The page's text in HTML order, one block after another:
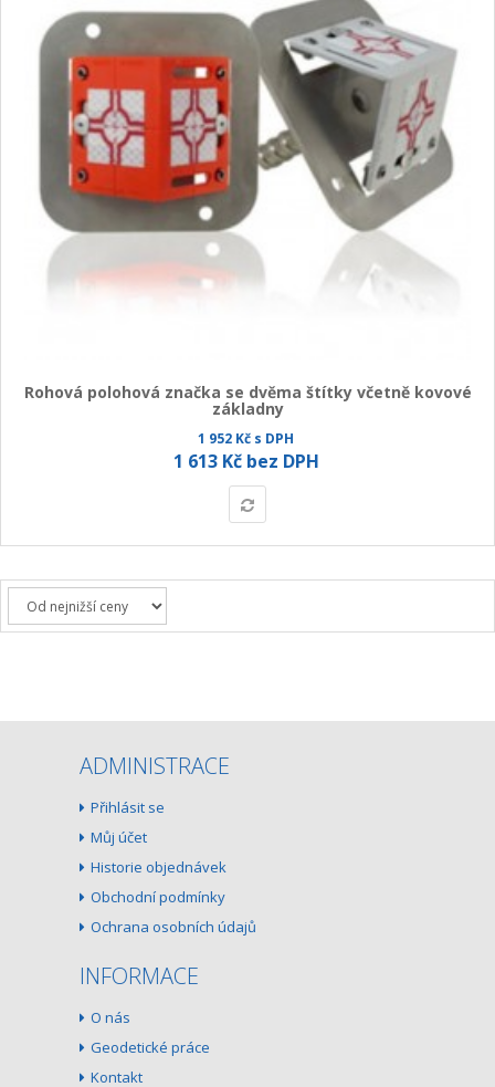
Rohová polohová značka se dvěma štítky včetně kovové
základny
1 952 Kč s DPH
1 613 Kč bez DPH
ADMINISTRACE
Přihlásit se
Můj účet
Historie objednávek
Obchodní podmínky
Ochrana osobních údajů
INFORMACE
O nás
Geodetické práce
Kontakt